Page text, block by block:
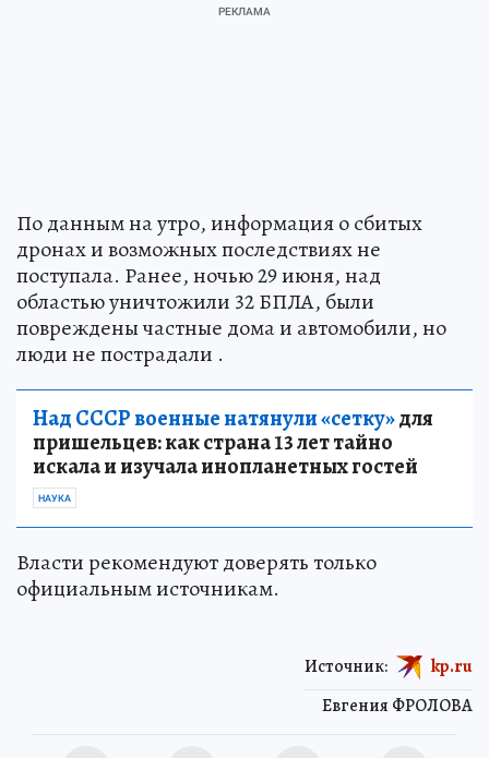
По данным на утро, информация о сбитых
дронах и возможных последствиях не
поступала. Ранее, ночью 29 июня, над
областью уничтожили 32 БПЛА, были
повреждены частные дома и автомобили, но
люди не пострадали .
Над СССР военные натянули «сетку»для
пришельцев: как страна 13 лет тайно
искала и изучала инопланетных гостей
НАУКА
Власти рекомендуют доверять только
официальным источникам.
Евгения ФРОЛОВА
Источник: kp.ru